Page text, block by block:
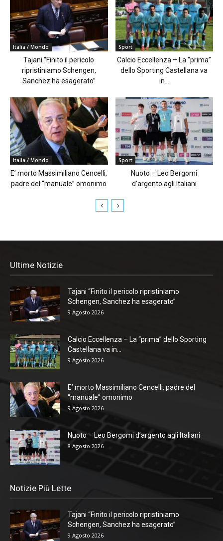
Italia / Mondo
Tajani “Finito il pericolo
ripristiniamo Schengen,
Sanchez ha esagerato”
Sport
Calcio Eccellenza – La “prima”
dello Sporting Castellana va
in...
Italia / Mondo
E’ morto Massimiliano Cencelli,
padre del “manuale” omonimo
Sport
Nuoto – Leo Bergomi
d’argento agli Italiani
Ultime Notizie
Tajani “Finito il pericolo ripristiniamo
Schengen, Sanchez ha esagerato”
9 Agosto 2026
Calcio Eccellenza – La “prima” dello Sporting
Castellana va in...
9 Agosto 2026
E’ morto Massimiliano Cencelli, padre del
“manuale” omonimo
9 Agosto 2026
Nuoto – Leo Bergomi d’argento agli Italiani
8 Agosto 2026
Notizie Più Lette
Tajani “Finito il pericolo ripristiniamo
Schengen, Sanchez ha esagerato”
9 Agosto 2026